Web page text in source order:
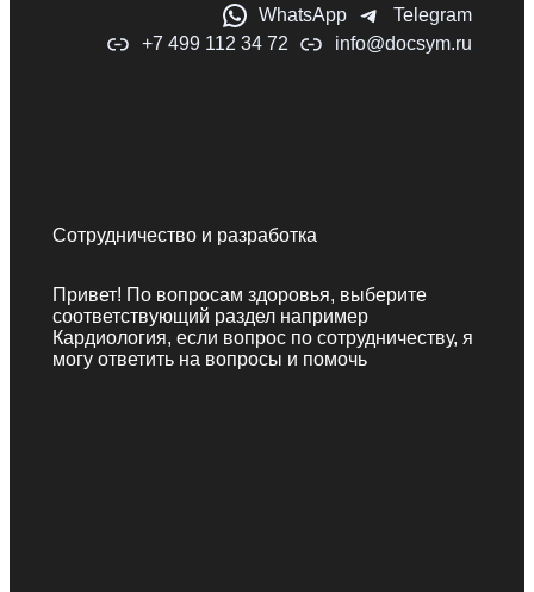
WhatsApp
Telegram
+7 499 112 34 72
info@docsym.ru
Сотрудничество и разработка
Привет! По вопросам здоровья, выберите
соответствующий раздел например
Кардиология, если вопрос по сотрудничеству, я
могу ответить на вопросы и помочь